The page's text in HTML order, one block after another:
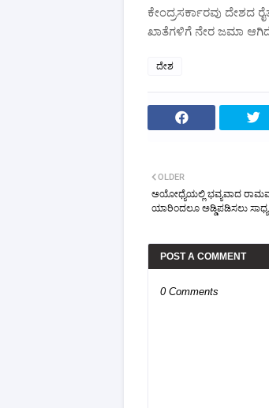
ಕೇಂದ್ರಸರ್ಕಾರವು ದೇಶದ
ಖಾತೆಗಳಿಗೆ ನೇರ ಜಮಾ
ದೇಶ
OLDER
ಅಯೋಧ್ಯೆಯಲ್ಲಿ ಭವ್ಯವಾದ
ಯಾರಿಂದಲೂ ಅಡ್ಡಿಪಡಿಸಲು
POST A COMMENT
0 Comments